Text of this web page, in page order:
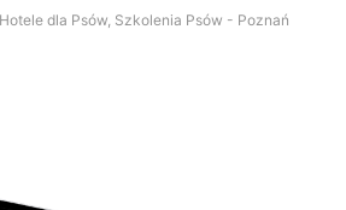
dla Psów, Szkolenia Psów - Poznań